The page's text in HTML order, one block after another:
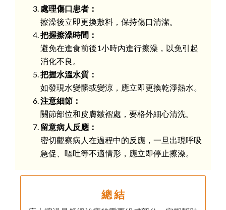
處理傷口患者：
擦澡後立即更換敷料，保持傷口清潔。
把握擦澡時間：
避免在進食前後1小時內進行擦澡，以免引起
消化不良。
把握水溫水質：
如發現水變髒或變涼，應立即更換乾淨熱水。
注意細節：
關節部位和皮膚皺褶處，要格外細心清洗。
留意病人反應：
密切觀察病人在過程中的反應，一旦出現呼吸
急促、嘔吐等不適情形，應立即停止擦澡。
總 結